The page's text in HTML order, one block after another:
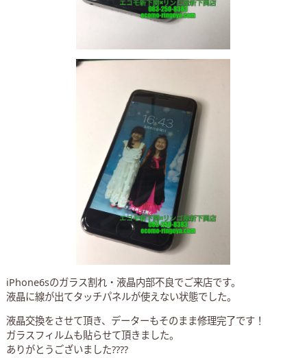
iPhone6sのガラス割れ・液晶内部不良でご来店です。
液晶に線が出てタッチパネルが使えない状態でした。
液晶交換をさせて頂き、データーもそのまま修理完了です！
ガラスフィルムも貼らせて頂きました。
ありがとうございました????